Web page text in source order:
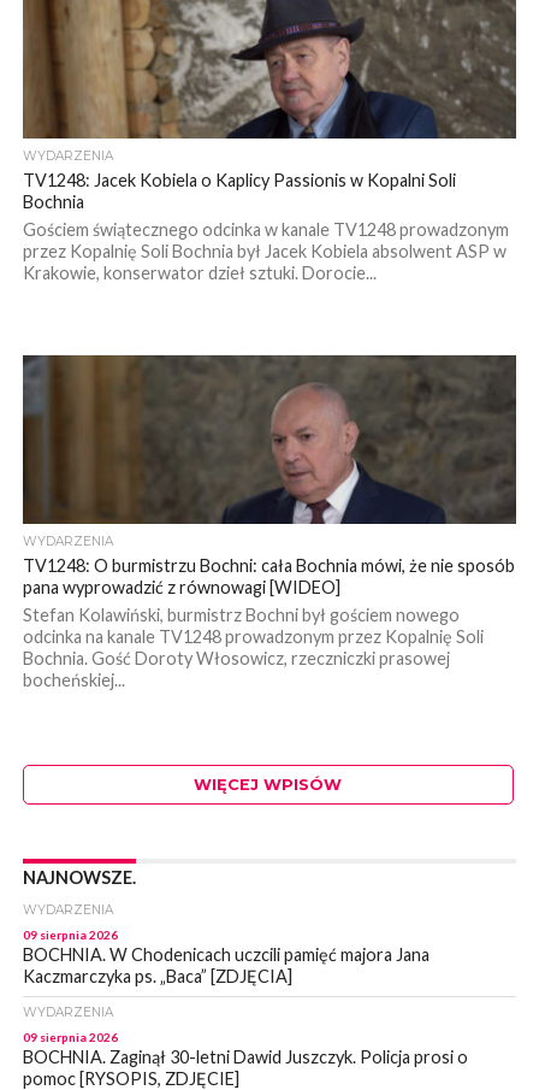
WYDARZENIA
TV1248: Jacek Kobiela o Kaplicy Passionis w Kopalni Soli
Bochnia
Gościem świątecznego odcinka w kanale TV1248 prowadzonym
przez Kopalnię Soli Bochnia był Jacek Kobiela absolwent ASP w
Krakowie, konserwator dzieł sztuki. Dorocie...
WYDARZENIA
TV1248: O burmistrzu Bochni: cała Bochnia mówi, że nie sposób
pana wyprowadzić z równowagi [WIDEO]
Stefan Kolawiński, burmistrz Bochni był gościem nowego
odcinka na kanale TV1248 prowadzonym przez Kopalnię Soli
Bochnia. Gość Doroty Włosowicz, rzeczniczki prasowej
bocheńskiej...
WIĘCEJ WPISÓW
NAJNOWSZE.
WYDARZENIA
09 sierpnia 2026
BOCHNIA. W Chodenicach uczcili pamięć majora Jana
Kaczmarczyka ps. „Baca” [ZDJĘCIA]
WYDARZENIA
09 sierpnia 2026
BOCHNIA. Zaginął 30-letni Dawid Juszczyk. Policja prosi o
pomoc [RYSOPIS, ZDJĘCIE]